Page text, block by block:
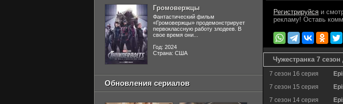
Регистрируйся
Чужестранка 7
7 сезон 16 серия
7 сезон 15 серия
7 сезон 14 серия
Громовержцы
Фантастический фильм
«Громовержцы» продемонстрирует
первоклассную работу злодеев. В
свое время они...
Год: 2024
Страна: США
Обновления сериалов